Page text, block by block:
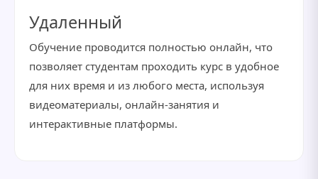
Удаленный
Обучение проводится полностью онлайн, что
позволяет студентам проходить курс в удобное
для них время и из любого места, используя
видеоматериалы, онлайн-занятия и
интерактивные платформы.